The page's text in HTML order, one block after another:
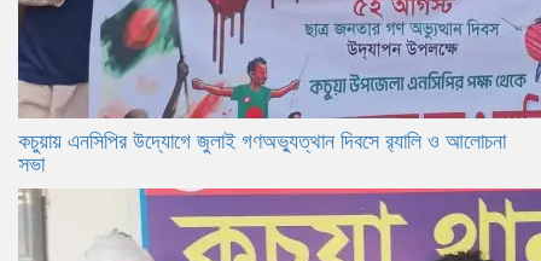
কচুয়ায় এনসিপির উদ্যোগে জুলাই গণঅভ্যুত্থান দিবসে র‌্যালি ও আলোচনা
সভা